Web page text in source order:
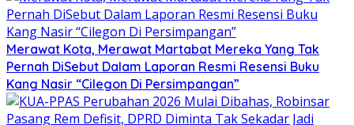
Merawat Kota, Merawat Martabat Mereka Yang Tak
Pernah DiSebut Dalam Laporan Resmi Resensi Buku
Kang Nasir “Cilegon Di Persimpangan”